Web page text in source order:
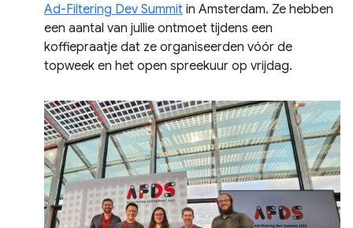
Ad-Filtering Dev Summit in Amsterdam. Ze hebben
een aantal van jullie ontmoet tijdens een
koffiepraatje dat ze organiseerden vóór de
topweek en het open spreekuur op vrijdag.